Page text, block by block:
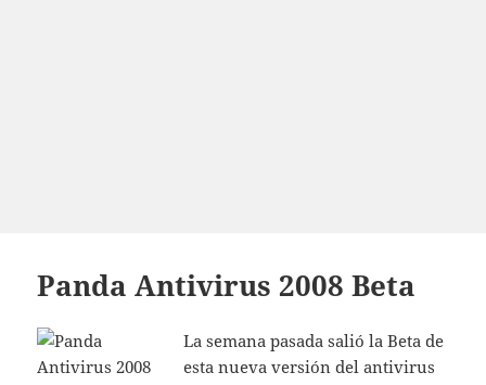
Panda Antivirus 2008 Beta
La semana pasada salió la Beta de
esta nueva versión del antivirus